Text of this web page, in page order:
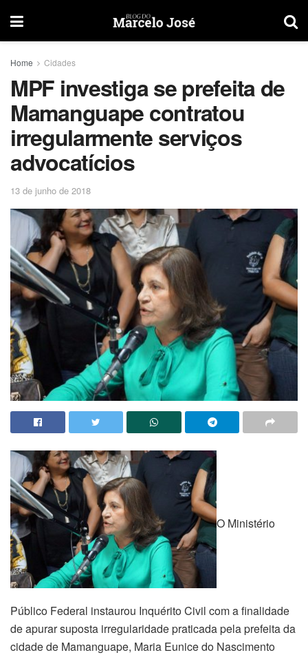
Home Cidades
MPF investiga se prefeita de
Mamanguape contratou
irregularmente serviços
advocatícios
13 de junho de 2018
O Ministério
Público Federal instaurou Inquérito Civil com a finalidade
de apurar suposta irregularidade praticada pela prefeita da
cidade de Mamanguape, Maria Eunice do Nascimento